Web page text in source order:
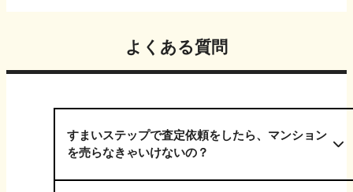
よくある質問
すまいステップで査定依頼をしたら、マンション
を売らなきゃいけないの？